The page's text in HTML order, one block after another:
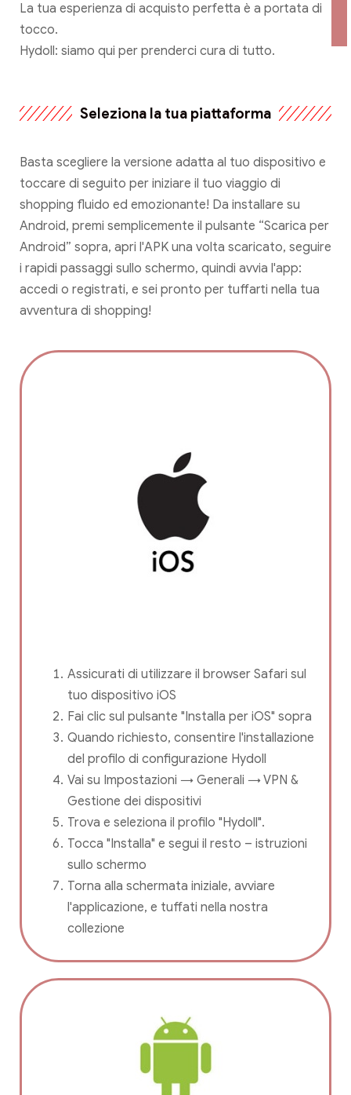
La tua esperienza di acquisto perfetta è a portata di
tocco.
Hydoll: siamo qui per prenderci cura di tutto.
Seleziona la tua piattaforma
Basta scegliere la versione adatta al tuo dispositivo e
toccare di seguito per iniziare il tuo viaggio di
shopping fluido ed emozionante! Da installare su
Android, premi semplicemente il pulsante “Scarica per
Android” sopra, apri l'APK una volta scaricato, seguire
i rapidi passaggi sullo schermo, quindi avvia l'app:
accedi o registrati, e sei pronto per tuffarti nella tua
avventura di shopping!
Assicurati di utilizzare il browser Safari sul
tuo dispositivo iOS
Fai clic sul pulsante "Installa per iOS" sopra
Quando richiesto, consentire l'installazione
del profilo di configurazione Hydoll
Vai su Impostazioni → Generali → VPN &
Gestione dei dispositivi
Trova e seleziona il profilo "Hydoll".
Tocca "Installa" e segui il resto – istruzioni
sullo schermo
Torna alla schermata iniziale, avviare
l'applicazione, e tuffati nella nostra
collezione